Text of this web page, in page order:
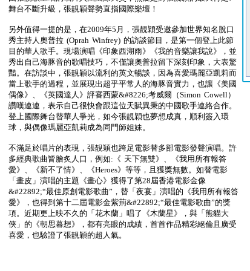
舞台不斷升級，張靚穎聲勢直指國際樂壇！
另外值得一提的是，在2009年5月，張靚穎受邀參加世界知名脫口
秀主持人奧普拉 (Oprah Winfrey) 的訪談節目，是第一個登上此節
目的華人歌手。現場演唱《印象西湖雨》《我的音樂讓我說》，並
秀出自己海豚音的歌唱技巧，不僅讓奧普拉留下深刻印象，大表驚
豔。在訪談中，張靚穎以流利的英文暢談，因為喜愛瑪麗亞凱莉而
當上歌手的過程，並展現出超乎平常人的海豚音實力，也讓《美國
偶像》、《英國達人》評審西蒙&#8226;考威爾（Simon Cowell）
讚嘆連連，表示自己很快會跟這位天賦異秉的中國歌手連絡合作。
登上國際舞台替華人爭光，如今張靚穎也夢想成真，順利簽入環
球，與偶像瑪麗亞凱莉成為同門師姐妹。
不滿足於唱片的表現，張靚穎也跨足電影替多部電影發聲演唱。許
多經典歌曲皆膾炙人口，例如:《 天下無雙》、《我用所有報答
愛》、《新不了情》、《Heroes》等等，且獲獎無數。如替電影
「畫皮」演唱的主題《畫心》獲得了第28屆香港電影金像
&#22892;“最佳原創電影歌曲”，替「夜宴」演唱的《我用所有報答
愛》，也得到第十二屆電影金紫荊&#22892;“最佳電影歌曲”的獎
項。近期更上映不久的「花木蘭」唱了《木蘭星》，與「熊貓大
俠」的《朝思暮想》，都有亮眼的成績，首首作品精彩絕倫且廣受
喜愛，也驗證了張靚穎的超人氣。